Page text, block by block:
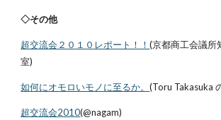
◇その他
超交流会２０１０レポート！！(京都商工会議所
室)
如何にオモロいモノに至るか。(Toru Takasuka
超交流会2010(@nagam)